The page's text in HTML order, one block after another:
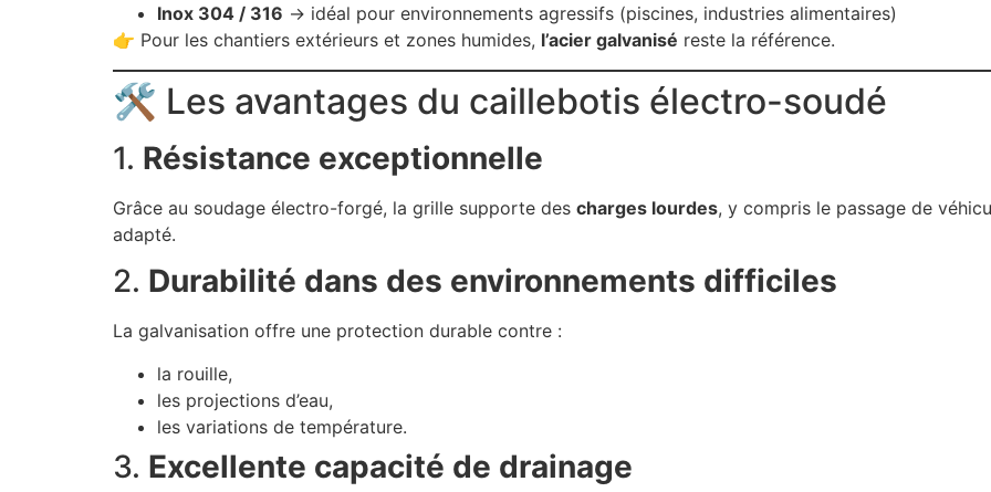
Inox 304 / 316 → idéal pour environnements agressifs (piscines, industries alimentaires)
👉 Pour les chantiers extérieurs et zones humides, l’acier galvanisé reste la référence.
🛠️ Les avantages du caillebotis électro-soudé
1. Résistance exceptionnelle
Grâce au soudage électro-forgé, la grille supporte des charges lourdes, y compris le passage de
adapté.
2. Durabilité dans des environnements difficiles
La galvanisation offre une protection durable contre :
la rouille,
les projections d’eau,
les variations de température.
3. Excellente capacité de drainage